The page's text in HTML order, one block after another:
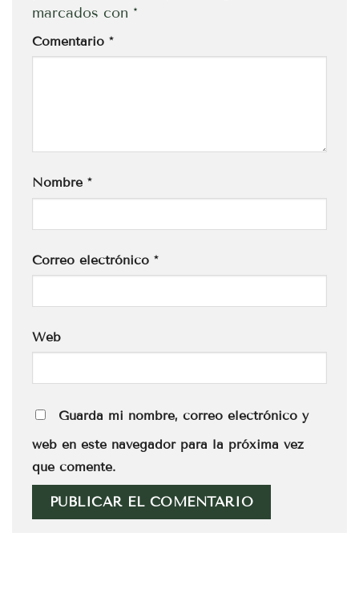
marcados con *
Comentario *
Nombre *
Correo electrónico *
Web
Guarda mi nombre, correo electrónico y
web en este navegador para la próxima vez
que comente.